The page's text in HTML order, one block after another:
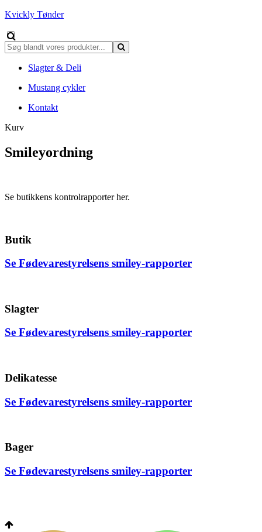
Kvickly Tønder
Slagter & Deli
Mustang cykler
Kontakt
Kurv
Smileyordning
Se butikkens kontrolrapporter her.
Butik
Se Fødevarestyrelsens smiley-rapporter
Slagter
Se Fødevarestyrelsens smiley-rapporter
Delikatesse
Se Fødevarestyrelsens smiley-rapporter
Bager
Se Fødevarestyrelsens smiley-rapporter